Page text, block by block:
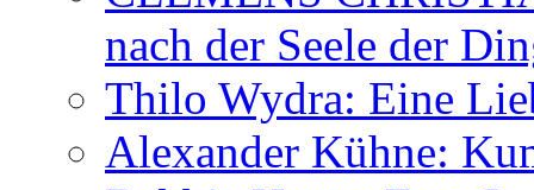
nach der Seele der
Thilo Wydra: Eine
Alexander Kühne: